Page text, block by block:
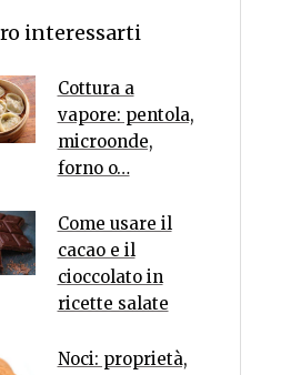
interessarti
Cottura a
vapore: pentola,
microonde,
forno o…
Come usare il
cacao e il
cioccolato in
ricette salate
Noci: proprietà,